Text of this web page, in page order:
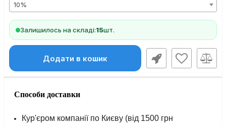
10%
Залишилось на складі:15шт.
Додати в кошик
Способи доставки
Кур'єром компанії по Києву (від 1500 грн